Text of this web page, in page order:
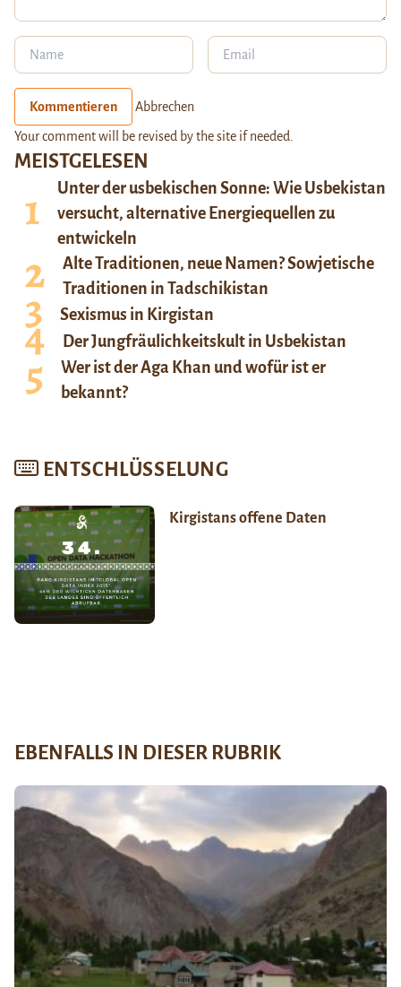
MEISTGELESEN
Unter der usbekischen Sonne: Wie Usbekistan
versucht, alternative Energiequellen zu
entwickeln
Alte Traditionen, neue Namen? Sowjetische
Traditionen in Tadschikistan
Sexismus in Kirgistan
Der Jungfräulichkeitskult in Usbekistan
Wer ist der Aga Khan und wofür ist er
bekannt?
ENTSCHLÜSSELUNG
Kirgistans offene Daten
Kommentieren Abbrechen
Your comment will be revised by the site if needed.
EBENFALLS IN DIESER RUBRIK